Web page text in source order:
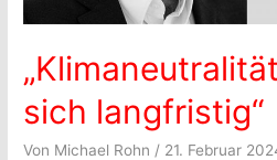
sich langfristig“
Von Michael Rohn / 21. Februar